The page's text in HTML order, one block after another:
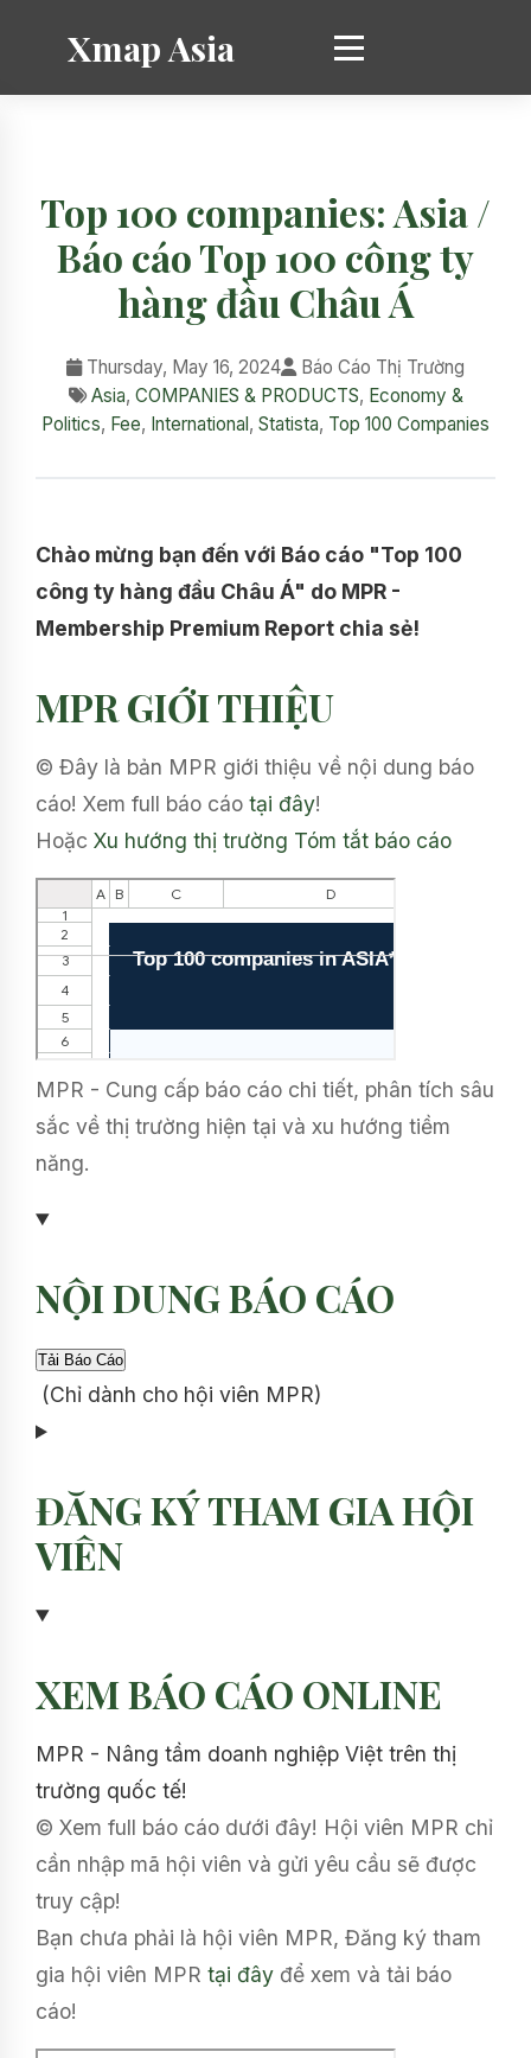
Xmap Asia
Top 100 companies: Asia /
Báo cáo Top 100 công ty
hàng đầu Châu Á
Thursday, May 16, 2024
Báo Cáo Thị Trường
Asia, COMPANIES & PRODUCTS, Economy &
Politics, Fee, International, Statista, Top 100 Companies
Chào mừng bạn đến với Báo cáo "Top 100
công ty hàng đầu Châu Á" do MPR -
Membership Premium Report chia sẻ!
MPR GIỚI THIỆU
© Đây là bản MPR giới thiệu về nội dung báo
cáo! Xem full báo cáo tại đây!
Hoặc Xu hướng thị trường Tóm tắt báo cáo
MPR - Cung cấp báo cáo chi tiết, phân tích sâu
sắc về thị trường hiện tại và xu hướng tiềm
năng.
NỘI DUNG BÁO CÁO
(Chỉ dành cho hội viên MPR)
ĐĂNG KÝ THAM GIA HỘI
VIÊN
XEM BÁO CÁO ONLINE
MPR - Nâng tầm doanh nghiệp Việt trên thị
trường quốc tế!
© Xem full báo cáo dưới đây! Hội viên MPR chỉ
cần nhập mã hội viên và gửi yêu cầu sẽ được
truy cập!
Bạn chưa phải là hội viên MPR, Đăng ký tham
gia hội viên MPR tại đây để xem và tải báo
cáo!